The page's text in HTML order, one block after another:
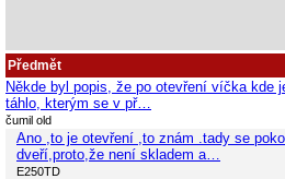
Předmět
Někde byl popis, že po otevření víčka kde
táhlo, kterým se v př…
čumil old
Ano ,to je otevření ,to znám .tady se
dveří,proto,že není skladem a…
E250TD